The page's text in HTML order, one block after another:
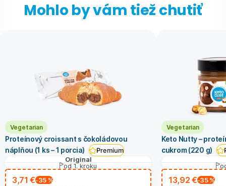
Mohlo by vám tiež chutiť
Vegetarian
Proteínový croissant s čokoládovou
náplňou (1 ks – 1 porcia)
Premium
Original
od 1. kroku
3,71 €-35 %
Vegetarian
Keto Nutty –
cukrom (220 g)
13,92 €-35%